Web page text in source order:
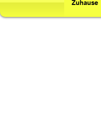
Zuhause